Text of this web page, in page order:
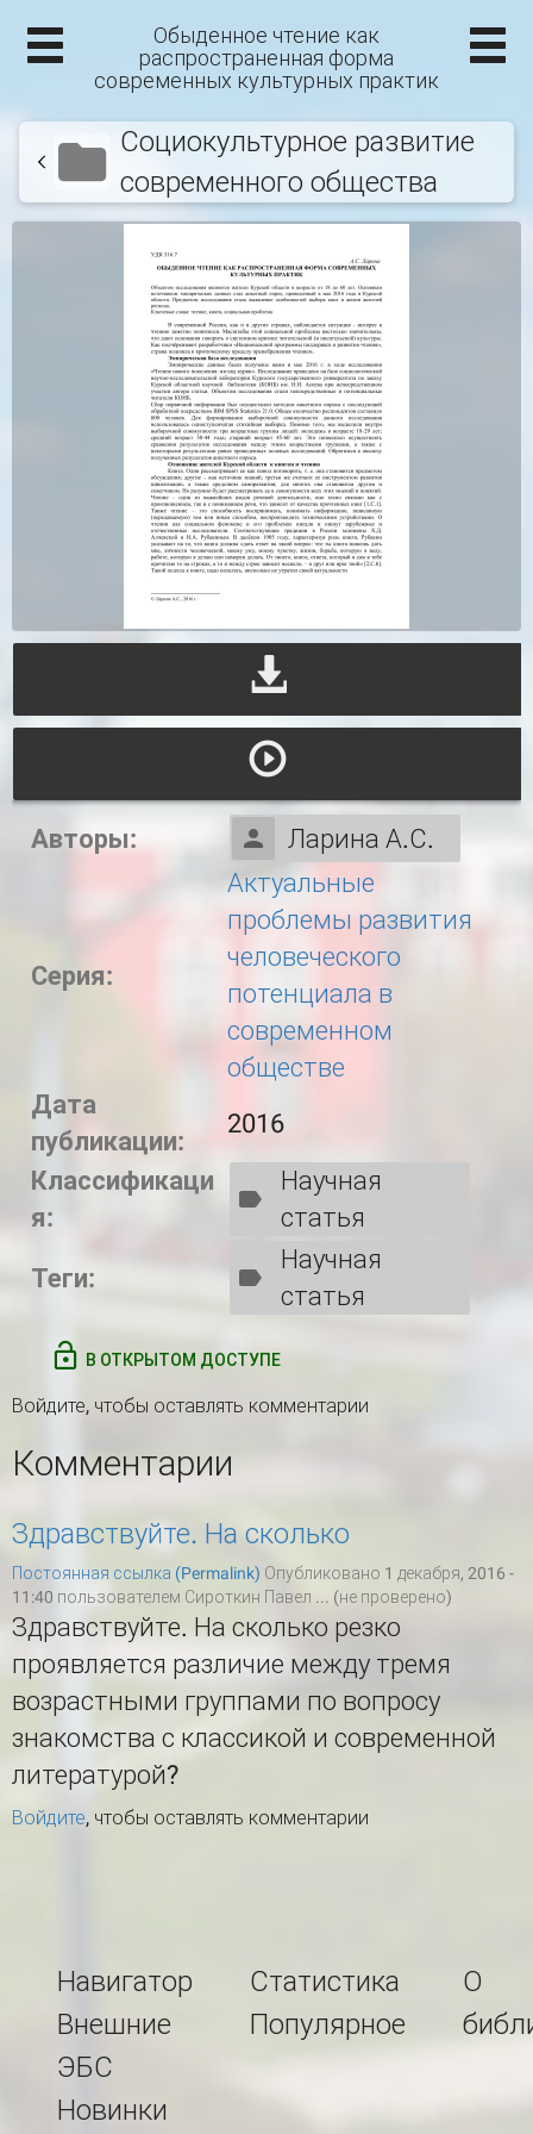
Обыденное чтение как
распространенная форма
современных культурных практик
Социокультурное развитие
современного общества
Авторы: Ларина А.С.
Серия:
Актуальные
проблемы развития
человеческого
потенциала в
современном
обществе
Дата
публикации:
2016
Классификаци
я:
Научная
статья
Теги:
Научная
статья
В ОТКРЫТОМ ДОСТУПЕ
Войдите, чтобы оставлять комментарии
Комментарии
Здравствуйте. На сколько
Постоянная ссылка (Permalink) Опубликовано 1 декабря, 2016 -
11:40 пользователем Сироткин Павел ... (не проверено)
Здравствуйте. На сколько резко
проявляется различие между тремя
возрастными группами по вопросу
знакомства с классикой и современной
литературой?
Войдите, чтобы оставлять комментарии
Навигатор
Внешние
ЭБС
Новинки
Статистика
Популярное
О